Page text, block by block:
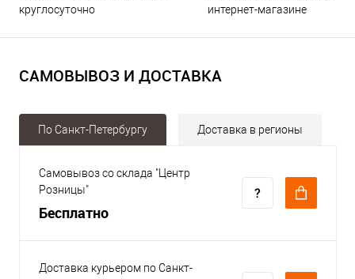
круглосуточно
интернет-магазине
САМОВЫВОЗ И ДОСТАВКА
По Санкт-Петербургу Доставка в регионы
Самовывоз со склада "Центр
Розницы"
Бесплатно
Доставка курьером по Санкт-